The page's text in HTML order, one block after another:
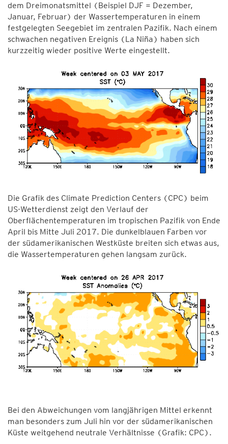
dem Dreimonatsmittel (Beispiel DJF = Dezember,
Januar, Februar) der Wassertemperaturen in einem
festgelegten Seegebiet im zentralen Pazifik. Nach einem
schwachen negativen Ereignis (La Niña) haben sich
kurzzeitig wieder positive Werte eingestellt.
Die Grafik des Climate Prediction Centers (CPC) beim
US-Wetterdienst zeigt den Verlauf der
Oberflächentemperaturen im tropischen Pazifik von Ende
April bis Mitte Juli 2017. Die dunkelblauen Farben vor
der südamerikanischen Westküste breiten sich etwas aus,
die Wassertemperaturen gehen langsam zurück.
Bei den Abweichungen vom langjährigen Mittel erkennt
man besonders zum Juli hin vor der südamerikanischen
Küste weitgehend neutrale Verhältnisse (Grafik: CPC).